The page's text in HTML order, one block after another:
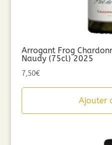
Arrogant Frog
Naudy (75cl) 2025
7,50€
Ajouter